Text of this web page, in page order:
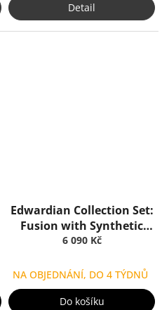
Detail
Edwardian Collection Set:
Fusion with Synthetic
Brush Ivory, Truefitt & Hill
6 090 Kč
NA OBJEDNÁNÍ, DO 4 TÝDNŮ
Do košíku